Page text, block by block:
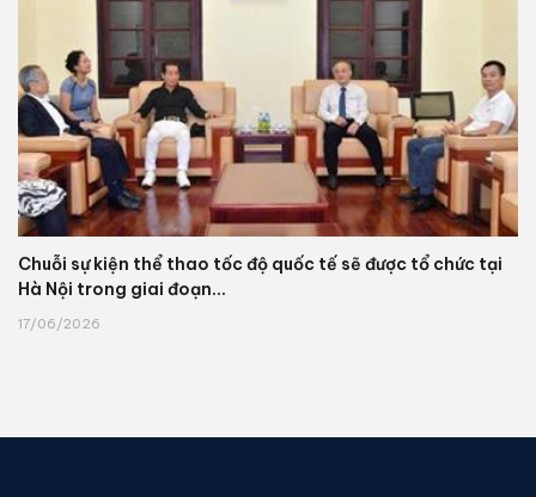
Chuỗi sự kiện thể thao tốc độ quốc tế sẽ được tổ chức tại
Hà Nội trong giai đoạn...
17/06/2026